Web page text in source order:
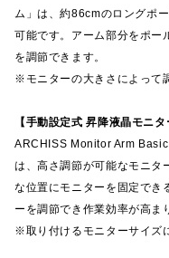
ム」は、約86cmのロングポ
可能です。アーム部分をポー
を調節できます。
※モニターの大きさによって
【手動設定式 昇降液晶モニ
ARCHISS Monitor Arm Basic
は、高さ調節が可能なモニタ
な位置にモニターを固定でき
ーを調節でき作業効率が高ま
※取り付けるモニターサイズ